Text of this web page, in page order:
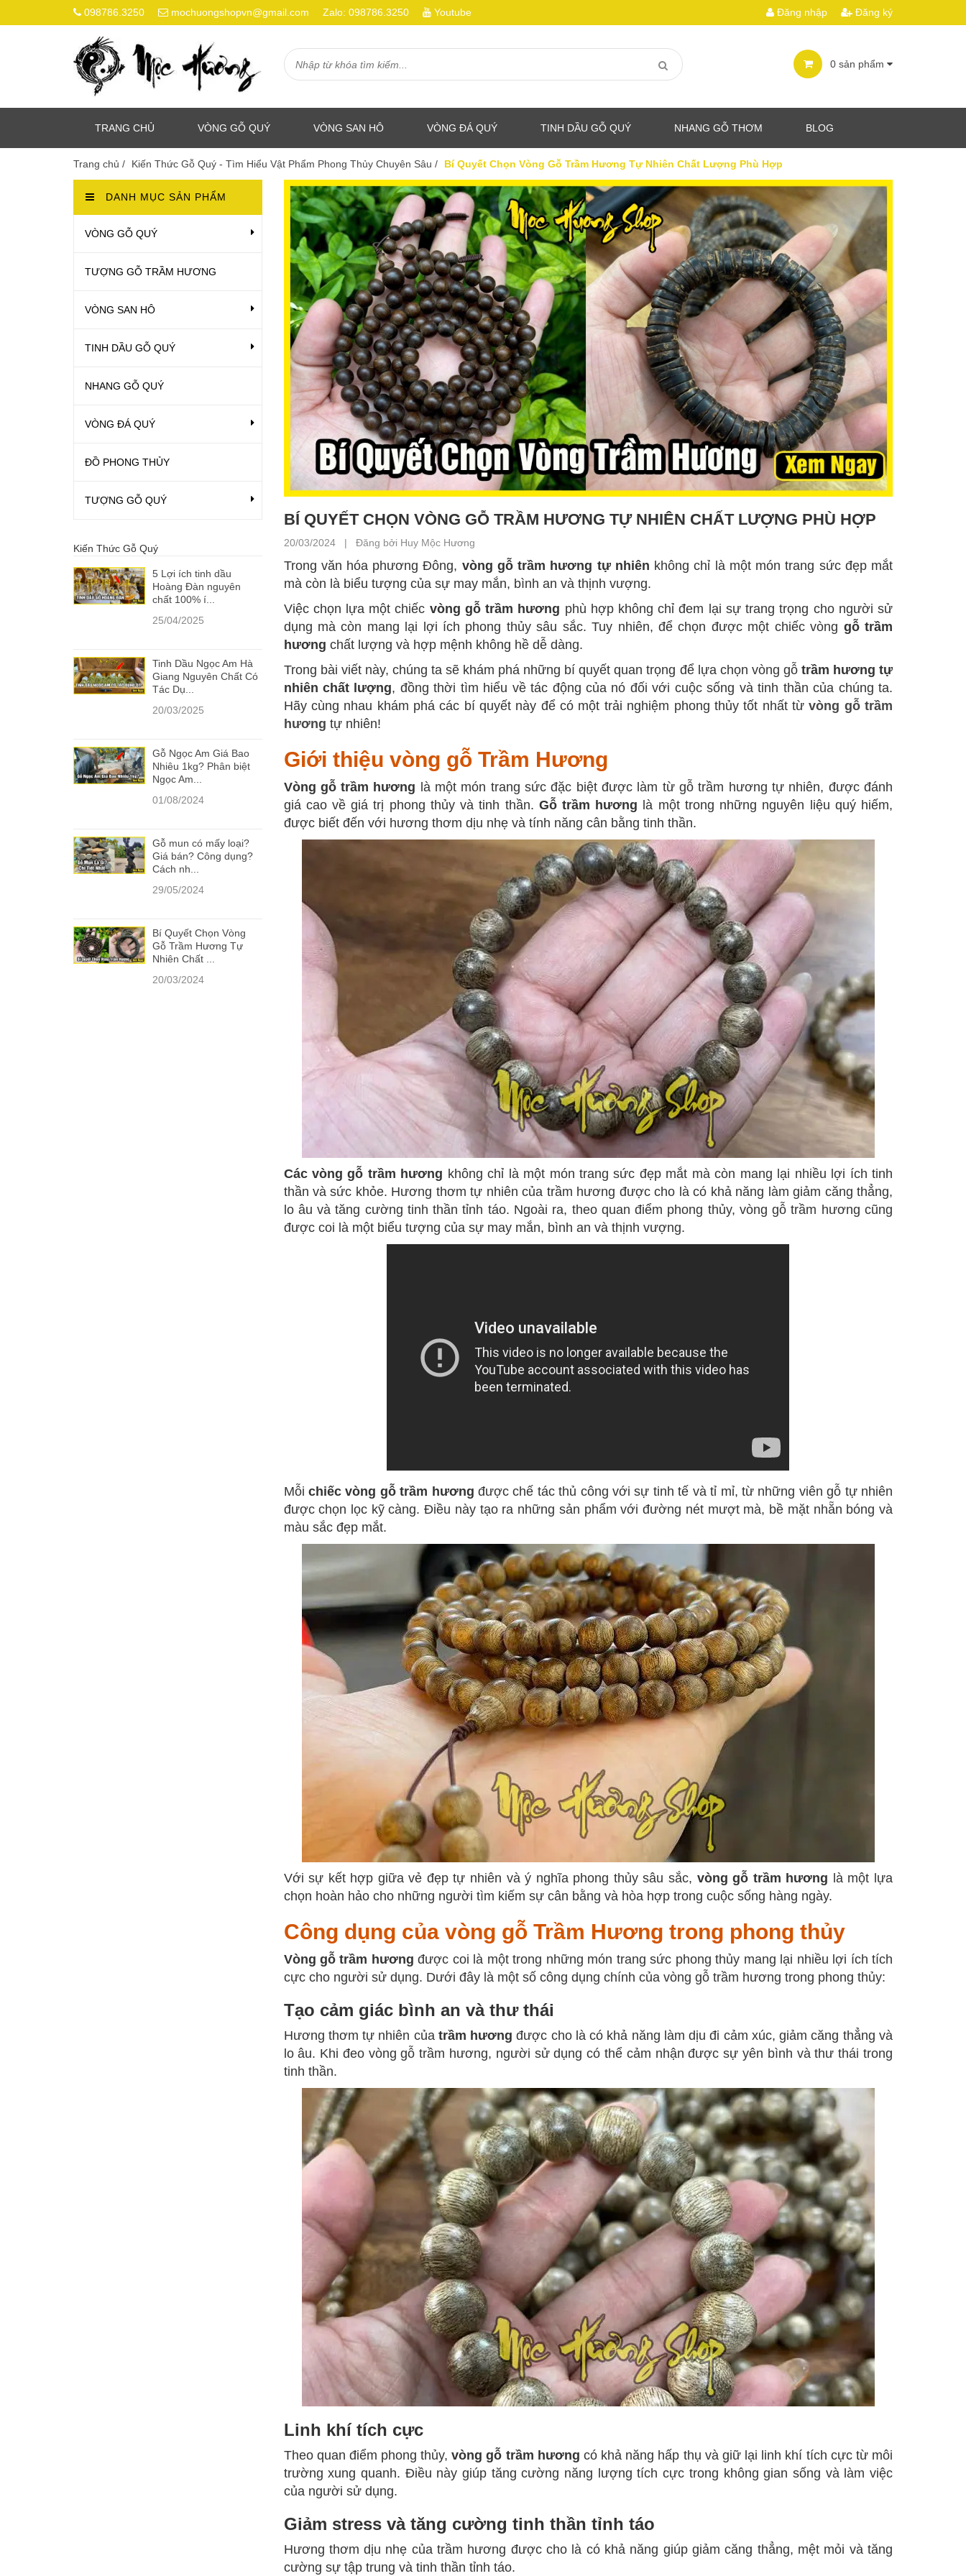
098786.3250 mochuongshopvn@gmail.com Zalo: 098786.3250 Youtube Đăng nhập Đăng ký
0 sản phẩm
TRANG CHỦ VÒNG GỖ QUÝ VÒNG SAN HÔ VÒNG ĐÁ QUÝ TINH DẦU GỖ QUÝ NHANG GỖ THƠM BLOG
Trang chủ / Kiến Thức Gỗ Quý - Tìm Hiểu Vật Phẩm Phong Thủy Chuyên Sâu / Bí Quyết Chọn Vòng Gỗ Trầm Hương Tự Nhiên Chất Lượng Phù Hợp
BÍ QUYẾT CHỌN VÒNG GỖ TRẦM HƯƠNG TỰ NHIÊN CHẤT LƯỢNG PHÙ HỢP
20/03/2024 | Đăng bởi Huy Mộc Hương
Trong văn hóa phương Đông, vòng gỗ trầm hương tự nhiên không chỉ là một món trang sức đẹp mắt
mà còn là biểu tượng của sự may mắn, bình an và thịnh vượng.
Việc chọn lựa một chiếc vòng gỗ trầm hương phù hợp không chỉ đem lại sự trang trọng cho người sử
dụng mà còn mang lại lợi ích phong thủy sâu sắc. Tuy nhiên, để chọn được một chiếc vòng gỗ trầm
hương chất lượng và hợp mệnh không hề dễ dàng.
Trong bài viết này, chúng ta sẽ khám phá những bí quyết quan trọng để lựa chọn vòng gỗ trầm hương tự
nhiên chất lượng, đồng thời tìm hiểu về tác động của nó đối với cuộc sống và tinh thần của chúng ta.
Hãy cùng nhau khám phá các bí quyết này để có một trải nghiệm phong thủy tốt nhất từvòng gỗ trầm
hương tự nhiên!
Giới thiệu vòng gỗ Trầm Hương
Vòng gỗ trầm hương là một món trang sức đặc biệt được làm từ gỗ trầm hương tự nhiên, được đánh
giá cao về giá trị phong thủy và tinh thần. Gỗ trầm hương là một trong những nguyên liệu quý hiếm,
được biết đến với hương thơm dịu nhẹ và tính năng cân bằng tinh thần.
Các vòng gỗ trầm hương không chỉ là một món trang sức đẹp mắt mà còn mang lại nhiều lợi ích tinh
thần và sức khỏe. Hương thơm tự nhiên của trầm hương được cho là có khả năng làm giảm căng thẳng,
lo âu và tăng cường tinh thần tỉnh táo. Ngoài ra, theo quan điểm phong thủy, vòng gỗ trầm hương cũng
được coi là một biểu tượng của sự may mắn, bình an và thịnh vượng.
Mỗi chiếc vòng gỗ trầm hương được chế tác thủ công với sự tinh tế và tỉ mỉ, từ những viên gỗ tự nhiên
được chọn lọc kỹ càng. Điều này tạo ra những sản phẩm với đường nét mượt mà, bề mặt nhẵn bóng và
màu sắc đẹp mắt.
Với sự kết hợp giữa vẻ đẹp tự nhiên và ý nghĩa phong thủy sâu sắc, vòng gỗ trầm hương là một lựa
chọn hoàn hảo cho những người tìm kiếm sự cân bằng và hòa hợp trong cuộc sống hàng ngày.
Công dụng của vòng gỗ Trầm Hương trong phong thủy
Vòng gỗ trầm hương được coi là một trong những món trang sức phong thủy mang lại nhiều lợi ích tích
cực cho người sử dụng. Dưới đây là một số công dụng chính của vòng gỗ trầm hương trong phong thủy:
Tạo cảm giác bình an và thư thái
Hương thơm tự nhiên củatrầm hương được cho là có khả năng làm dịu đi cảm xúc, giảm căng thẳng và
lo âu. Khi đeo vòng gỗ trầm hương, người sử dụng có thể cảm nhận được sự yên bình và thư thái trong
tinh thần.
Linh khí tích cực
Theo quan điểm phong thủy,vòng gỗ trầm hương có khả năng hấp thụ và giữ lại linh khí tích cực từ môi
trường xung quanh. Điều này giúp tăng cường năng lượng tích cực trong không gian sống và làm việc
của người sử dụng.
Giảm stress và tăng cường tinh thần tỉnh táo
Hương thơm dịu nhẹ của trầm hương được cho là có khả năng giúp giảm căng thẳng, mệt mỏi và tăng
cường sự tập trung và tinh thần tỉnh táo.
DANH MỤC SẢN PHẨM
VÒNG GỖ QUÝ
TƯỢNG GỖ TRẦM HƯƠNG
VÒNG SAN HÔ
TINH DẦU GỖ QUÝ
NHANG GỖ QUÝ
VÒNG ĐÁ QUÝ
ĐỒ PHONG THỦY
TƯỢNG GỖ QUÝ
Kiến Thức Gỗ Quý
5 Lợi ích tinh dầu
Hoàng Đàn nguyên
chất 100% í...
25/04/2025
Tinh Dầu Ngọc Am Hà
Giang Nguyên Chất Có
Tác Dụ...
20/03/2025
Gỗ Ngọc Am Giá Bao
Nhiêu 1kg? Phân biệt
Ngọc Am...
01/08/2024
Gỗ mun có mấy loại?
Giá bán? Công dụng?
Cách nh...
29/05/2024
Bí Quyết Chọn Vòng
Gỗ Trầm Hương Tự
Nhiên Chất ...
20/03/2024